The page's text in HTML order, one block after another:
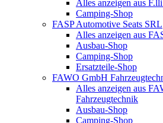
Alles anzeigen aus
Camping-Shop
FASP Automotive Seats SRL
Alles anzeigen aus
Ausbau-Shop
Camping-Shop
Ersatzteile-Shop
FAWO GmbH
Alles anzeigen aus
Fahrzeugtechnik
Ausbau-Shop
Camping-Shop